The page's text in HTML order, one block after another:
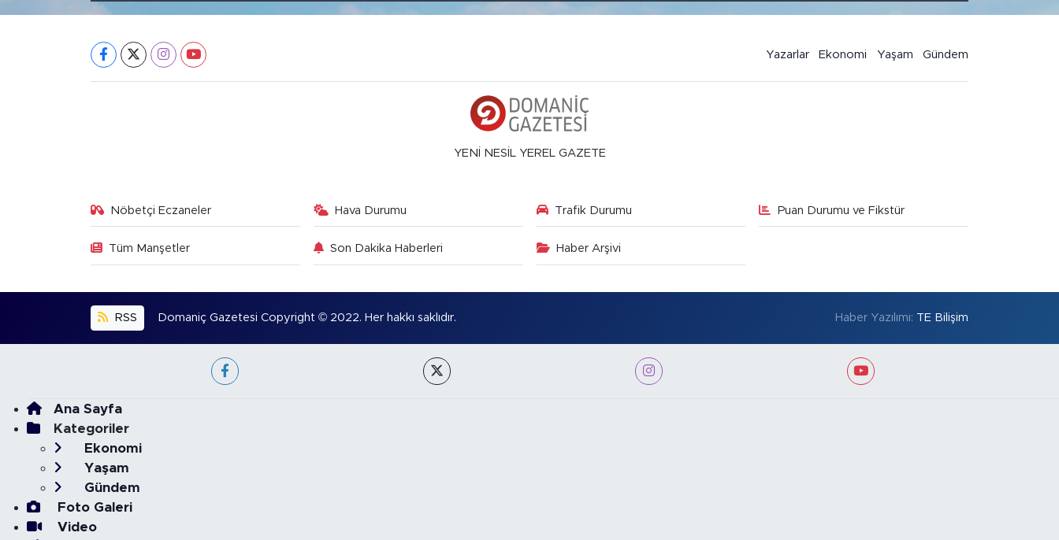
Yazarlar Ekonomi Yaşam Gündem
YENİ NESİL YEREL GAZETE
Nöbetçi Eczaneler Hava Durumu Trafik Durumu Puan Durumu ve Fikstür
Tüm Manşetler Son Dakika Haberleri Haber Arşivi
RSS Domaniç Gazetesi Copyright © 2022. Her hakkı saklıdır. Haber Yazılımı: TE Bilişim
Ana Sayfa
Kategoriler
Ekonomi
Yaşam
Gündem
Foto Galeri
Video